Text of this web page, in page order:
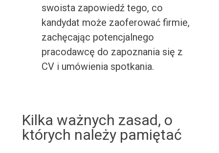
swoista zapowiedź tego, co
kandydat może zaoferować firmie,
zachęcając potencjalnego
pracodawcę do zapoznania się z
CV i umówienia spotkania.
Kilka ważnych zasad, o
których należy pamiętać